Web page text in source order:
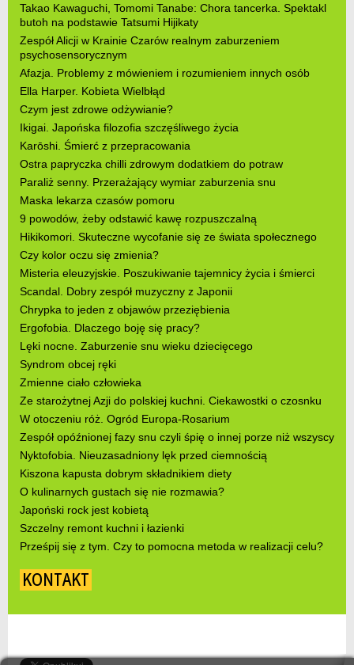
Takao Kawaguchi, Tomomi Tanabe: Chora tancerka. Spektakl
butoh na podstawie Tatsumi Hijikaty
Zespół Alicji w Krainie Czarów realnym zaburzeniem
psychosensorycznym
Afazja. Problemy z mówieniem i rozumieniem innych osób
Ella Harper. Kobieta Wielbłąd
Czym jest zdrowe odżywianie?
Ikigai. Japońska filozofia szczęśliwego życia
Karōshi. Śmierć z przepracowania
Ostra papryczka chilli zdrowym dodatkiem do potraw
Paraliż senny. Przerażający wymiar zaburzenia snu
Maska lekarza czasów pomoru
9 powodów, żeby odstawić kawę rozpuszczalną
Hikikomori. Skuteczne wycofanie się ze świata społecznego
Czy kolor oczu się zmienia?
Misteria eleuzyjskie. Poszukiwanie tajemnicy życia i śmierci
Scandal. Dobry zespół muzyczny z Japonii
Chrypka to jeden z objawów przeziębienia
Ergofobia. Dlaczego boję się pracy?
Lęki nocne. Zaburzenie snu wieku dziecięcego
Syndrom obcej ręki
Zmienne ciało człowieka
Ze starożytnej Azji do polskiej kuchni. Ciekawostki o czosnku
W otoczeniu róż. Ogród Europa-Rosarium
Zespół opóźnionej fazy snu czyli śpię o innej porze niż wszyscy
Nyktofobia. Nieuzasadniony lęk przed ciemnością
Kiszona kapusta dobrym składnikiem diety
O kulinarnych gustach się nie rozmawia?
Japoński rock jest kobietą
Szczelny remont kuchni i łazienki
Prześpij się z tym. Czy to pomocna metoda w realizacji celu?
KONTAKT